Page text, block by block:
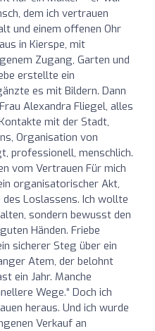
dem ich vertrauen
und einem offenen Ohr
in Kierspe, mit
Zugang, Garten und
erstellte ein
es mit Bildern. Dann
Alexandra Fliegel, alles
mit der Stadt,
Organisation von
professionell, menschlich.
vom Vertrauen Für mich
organisatorischer Akt,
Loslassens. Ich wollte
sondern bewusst den
Händen. Friebe
sicherer Steg über ein
Atem, der belohnt
ein Jahr. Manche
Wege.“ Doch ich
heraus. Und ich wurde
Verkauf an